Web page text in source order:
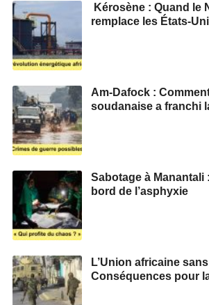
Kérosène : Quand le
remplace les États-
Am-Dafock :
soudanaise a franchi
Sabotage à Manantali
bord de l’asphyxie
L’Union africaine
Conséquences pour